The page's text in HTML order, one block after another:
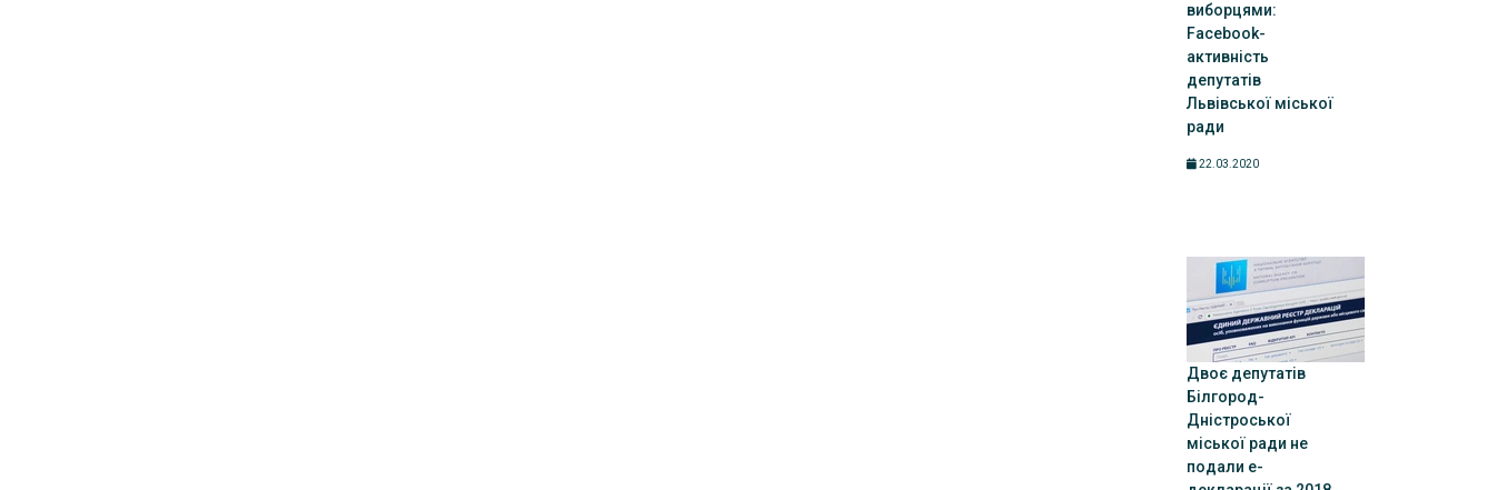
виборцями:
Facebook-
активність
депутатів
Львівської міської
ради
22.03.2020
Двоє депутатів
Білгород-
Дністроської
міської ради не
подали е-